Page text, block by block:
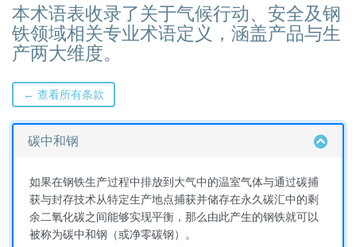
本术语表收录了关于气候行动、安全及钢
铁领域相关专业术语定义，涵盖产品与生
产两大维度。
← 查看所有条款
碳中和钢
如果在钢铁生产过程中排放到大气中的温室气体与通过碳捕
获与封存技术从特定生产地点捕获并储存在永久碳汇中的剩
余二氧化碳之间能够实现平衡，那么由此产生的钢铁就可以
被称为碳中和钢（或净零碳钢）。